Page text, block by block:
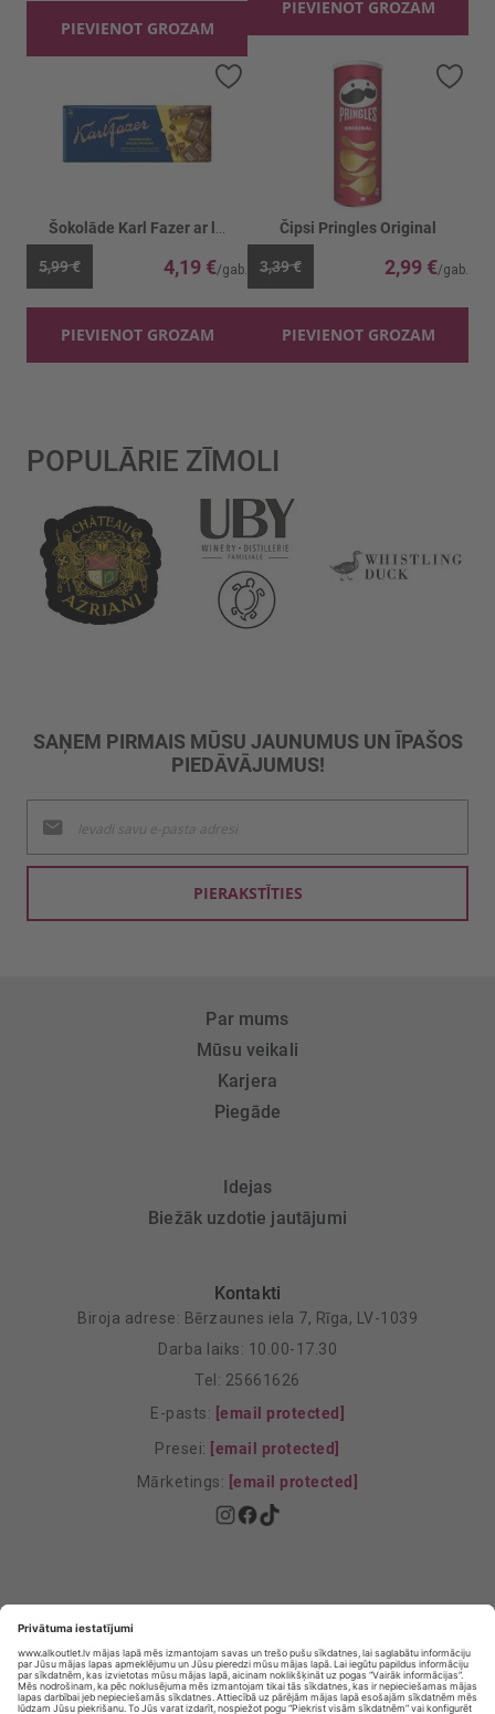
PIEVIENOT GROZAM
PIEVIENOT GROZAM
5,99 € 4,19 €
PIEVIENOT GROZAM
Pievienot vēlmju sarakstam
Čipsi Pringles Original
3,39 € 2,99 €
PIEVIENOT GROZAM
POPULĀRIE ZĪMOLI
SAŅEM PIRMAIS MŪSU JAUNUMUS UN ĪPAŠOS
PIEDĀVĀJUMUS!
jaunumu
saņemšanai:
PIERAKSTĪTIES
Par mums
Mūsu veikali
Karjera
Piegāde
Idejas
Biežāk uzdotie jautājumi
Kontakti
Biroja adrese: Bērzaunes iela 7, Rīga, LV-1039
Darba laiks: 10.00-17.30
Tel: 25661626
E-pasts: [email protected]
Presei: [email protected]
Mārketings: [email protected]
Privātuma Iestatījumi
E-veikala lietošanas noteikumi